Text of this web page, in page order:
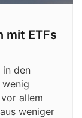
mit ETFs
in den
wenig
allem
weniger